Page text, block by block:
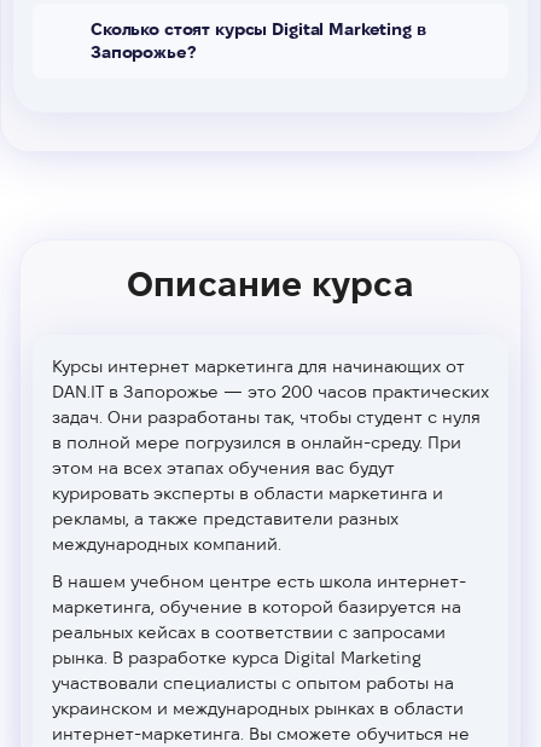
Сколько стоят курсы Digital Marketing в
Запорожье?
Описание курса
Курсы интернет маркетинга для начинающих от
DAN.IT в Запорожье — это 200 часов практических
задач . Они разработаны так, чтобы студент с нуля
в полной мере погрузился в онлайн-среду. При
этом на всех этапах обучения вас будут
курировать эксперты в области маркетинга и
рекламы, а также представители разных
международных компаний.
В нашем учебном центре есть школа интернет-
маркетинга , обучение в которой базируется на
реальных кейсах в соответствии с запросами
рынка. В разработке курса Digital Marketing
участвовали специалисты с опытом работы на
украинском и международных рынках в области
интернет-маркетинга. Вы сможете обучиться не